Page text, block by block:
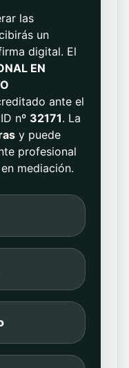
las
un
digital. El
EN
ante el
nº 32171. La
y puede
profesional
mediación.